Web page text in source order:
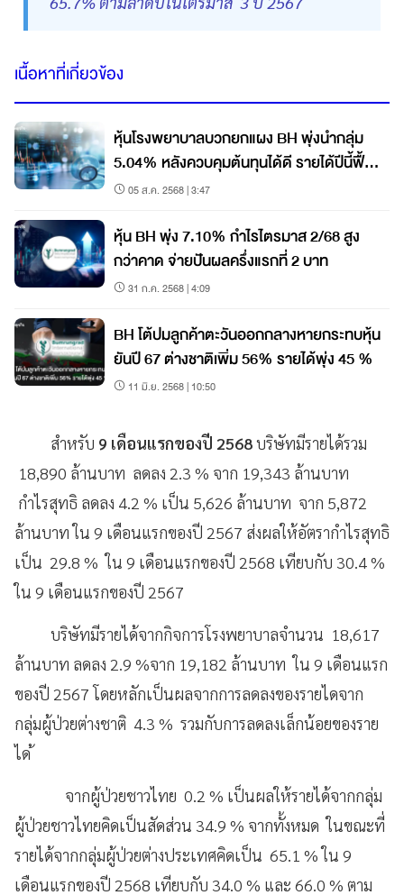
เนื้อหาที่เกี่ยวข้อง
หุ้นโรงพยาบาลบวกยกแผง BH พุ่งนำกลุ่ม
5.04% หลังควบคุมต้นทุนได้ดี รายได้ปีนี้ฟื้น
ตัว05 ส.ค. 2568 | 3:47
หุ้น BH พุ่ง 7.10% กำไรไตรมาส 2/68 สูง
กว่าคาด จ่ายปันผลครึ่งแรกที่ 2 บาท
31 ก.ค. 2568 | 4:09
BH โต้ปมลูกค้าตะวันออกกลางหายกระทบหุ้น
ยันปี 67 ต่างชาติเพิ่ม 56% รายได้พุ่ง 45 %
11 มิ.ย. 2568 | 10:50
สำหรับ 9 เดือนแรกของปี 2568บริษัทมีรายได้รวม
18,890 ล้านบาท ลดลง 2.3 % จาก 19,343 ล้านบาท
กำไรสุทธิ ลดลง 4.2 % เป็น 5,626 ล้านบาท จาก 5,872
ล้านบาท ใน 9 เดือนแรกของปี 2567 ส่งผลให้อัตรากำไรสุทธิ
เป็น 29.8 % ใน 9 เดือนแรกของปี 2568 เทียบกับ 30.4 %
ใน 9 เดือนแรกของปี 2567
บริษัทมีรายได้จากกิจการโรงพยาบาลจำนวน 18,617
ล้านบาท ลดลง 2.9 %จาก 19,182 ล้านบาท ใน 9 เดือนแรก
ของปี 2567 โดยหลักเป็นผลจากการลดลงของรายไดจาก
กลุ่มผู้ป่วยต่างชาติ 4.3 % รวมกับการลดลงเล็กน้อยของราย
ได ้
จากผู้ป่วยชาวไทย 0.2 % เป็นผลให้รายได้จากกลุ่ม
ผู้ป่วยชาวไทยคิดเป็นสัดส่วน 34.9 % จากทั้งหมด ในขณะที่
รายได้จากกลุ่มผู้ป่วยต่างประเทศคิดเป็น 65.1 % ใน 9
เดือนแรกของปี 2568 เทียบกับ 34.0 % และ 66.0 % ตาม